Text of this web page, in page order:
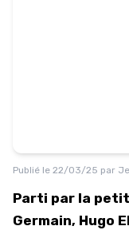
Publié le 22/03/25 par
Parti par la
Germain, Hugo